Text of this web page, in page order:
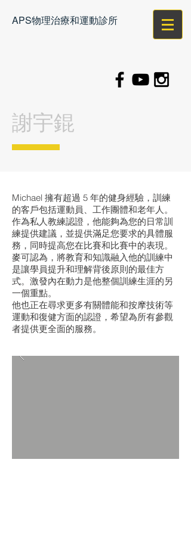
APS物理治療和運動診所
謝宇錕
Michael 擁有超過 5 年的健身經驗，訓練
的客戶包括運動員、工作團體和老年人。
作為私人教練認證，他能夠為您的日常訓
練提供建議，並提供滿足您要求的具體服
務，同時提高您在比賽和比賽中的表現。
麥可認為，將教育和知識融入他的訓練中
是讓學員提升和理解背後原則的最佳方
式。激發內在動力是他整個訓練生涯的另
一個重點。
他也正在尋求更多有關體能和按摩技術等
運動和復健方面的認證，希望為所有參觀
者提供更全面的服務。